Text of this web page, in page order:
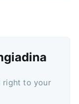
right to your